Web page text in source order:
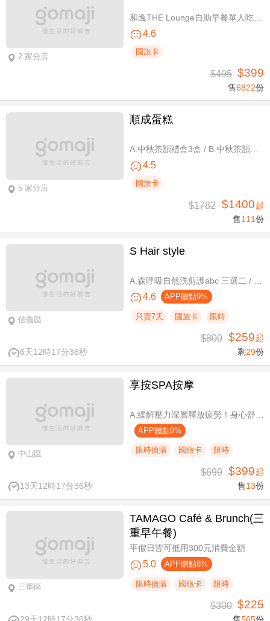
2 家分店
4.6
國旅卡
$495 $399
售6822份
5 家分店
順成蛋糕
4.5
國旅卡
$1782 $1400起
售111份
信義區
S Hair style
4.6 APP贈點9%
只賣7天 國旅卡 限時
6天12時17分36秒
$800 $259起
剩29份
中山區
享按SPA按摩
APP贈點9%
限時搶購 國旅卡 限時
13天12時17分36秒
$699 $399起
售13份
三重區
TAMAGO Café & Brunch(三
重早午餐)
平假日皆可抵用300元消費金額
5.0 APP贈點8%
限時搶購 國旅卡 限時
$300 $225